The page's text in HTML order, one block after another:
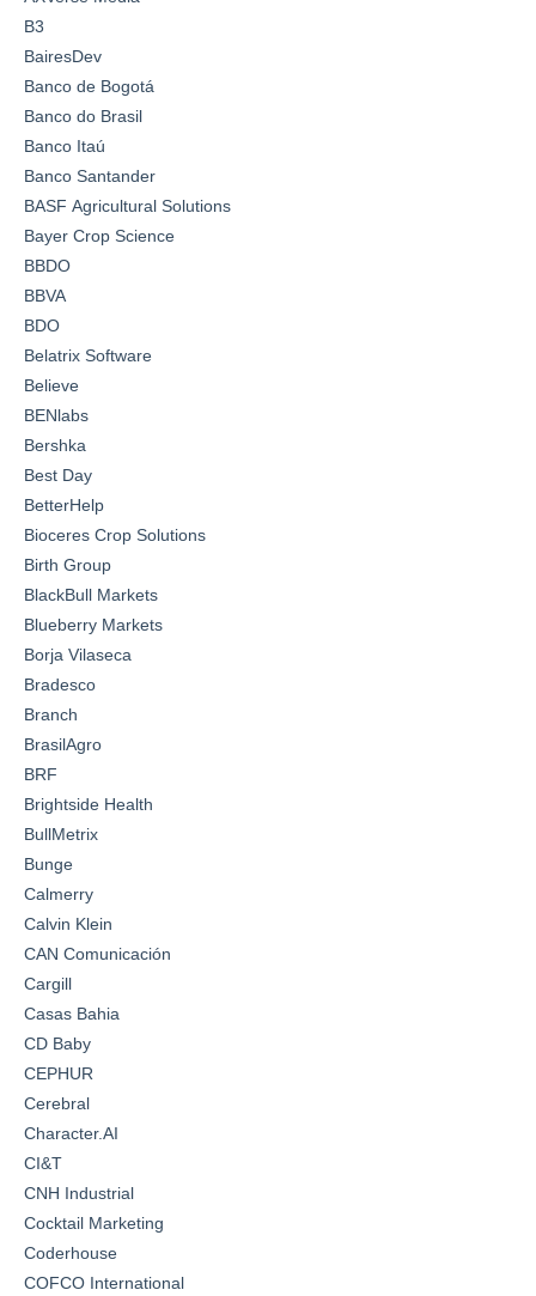
B3
BairesDev
Banco de Bogotá
Banco do Brasil
Banco Itaú
Banco Santander
BASF Agricultural Solutions
Bayer Crop Science
BBDO
BBVA
BDO
Belatrix Software
Believe
BENlabs
Bershka
Best Day
BetterHelp
Bioceres Crop Solutions
Birth Group
BlackBull Markets
Blueberry Markets
Borja Vilaseca
Bradesco
Branch
BrasilAgro
BRF
Brightside Health
BullMetrix
Bunge
Calmerry
Calvin Klein
CAN Comunicación
Cargill
Casas Bahia
CD Baby
CEPHUR
Cerebral
Character.AI
CI&T
CNH Industrial
Cocktail Marketing
Coderhouse
COFCO International